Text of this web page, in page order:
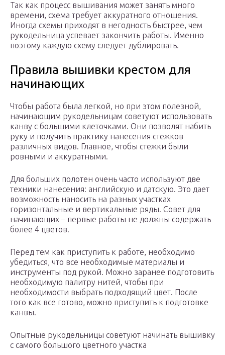
Так как процесс вышивания может занять много
времени, схема требует аккуратного отношения.
Иногда схемы приходят в негодность быстрее, чем
рукодельница успевает закончить работы. Именно
поэтому каждую схему следует дублировать.
Правила вышивки крестом для
начинающих
Чтобы работа была легкой, но при этом полезной,
начинающим рукодельницам советуют использовать
канву с большими клеточками. Они позволят набить
руку и получить практику нанесения стежков
различных видов. Главное, чтобы стежки были
ровными и аккуратными.
Для больших полотен очень часто используют две
техники нанесения: английскую и датскую. Это дает
возможность наносить на разных участках
горизонтальные и вертикальные ряды. Совет для
начинающих – первые работы не должны содержать
более 4 цветов.
Перед тем как приступить к работе, необходимо
убедиться, что все необходимые материалы и
инструменты под рукой. Можно заранее подготовить
необходимую палитру нитей, чтобы при
необходимости выбрать подходящий цвет. После
того как все готово, можно приступить к подготовке
канвы.
Опытные рукодельницы советуют начинать вышивку
с самого большого цветного участка